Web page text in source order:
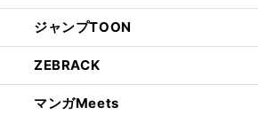
ジャンプTOON
ZEBRACK
マンガMeets